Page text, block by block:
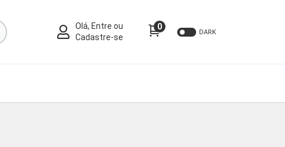
Olá, Entre ou
Cadastre-se
0
DARK